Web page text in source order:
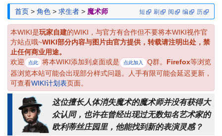
导
搜
首页 > 角色 > 求生者 > 魔术师 短 刷 阅 编 历
本WIKI是玩家自建的WIKI，与官方有合作但不要将本WIKI视作官
方站点哦~WIKI部分内容与图片由官方提供，转载请注明出处，禁
止任何商业用途。
欢迎
点此 将本WIKI添加到桌面或是 点此加入 Q群。 Firefox等浏览
器浏览本站可能会出现部分样式问题。人手有限可能会延迟更新，
可查看WIKI计划表页面。
这位擅长人体消失魔术的魔术师并没有获得大
众认同，也许在曾经出现过无数知名艺术家的
欧利蒂丝庄园里，他能找到新的表演灵感？